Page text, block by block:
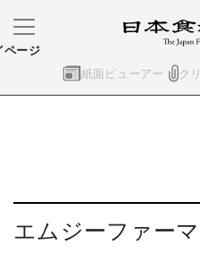
紙面ビューアー ク
ページ
エムジーファー